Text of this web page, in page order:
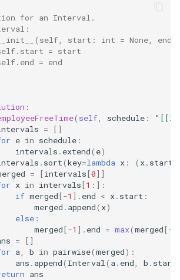
二叉树 III
序遍历序
一值的路
向链表
超过一半
机访问都
存
序
串
for an Interval.
start: int = None,
= start
= end
:
( self, schedule :
=
[]
e in schedule :
intervals . extend( e)
. sort(key=lambda x : ( x. start
= [intervals[0]]
x in intervals[1 :]:
if merged[-1 ] . end < x. start :
merged . append( x)
else :
merged[-1 ] . end = max(merged[-
=
[]
a, b in pairwise(merged):
ans . append( Interval( a. end, b . start
ans